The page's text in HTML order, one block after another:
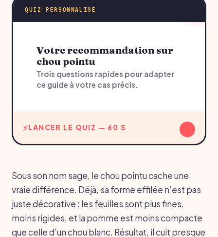
QUIZ PERSONNALISÉ
Votre recommandation sur
chou pointu
Trois questions rapides pour adapter
ce guide à votre cas précis.
LANCER LE QUIZ — 60 S ↓
Sous son nom sage, le chou pointu cache une
vraie différence. Déjà, sa forme effilée n’est pas
juste décorative : les feuilles sont plus fines,
moins rigides, et la pomme est moins compacte
que celle d’un chou blanc. Résultat, il cuit presque